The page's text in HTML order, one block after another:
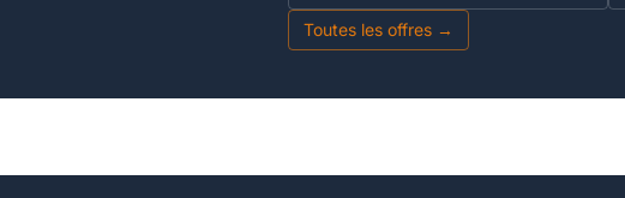
Toutes les offres →